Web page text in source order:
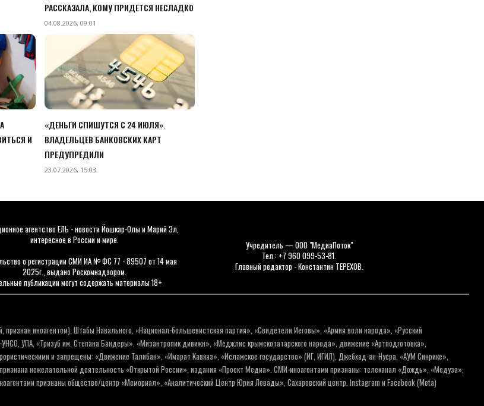
РАССКАЗАЛА, КОМУ ПРИДЕТСЯ НЕСЛАДКО
04.08.2026, 09:01
И
«ДЕНЬГИ СПИШУТСЯ С 24 ИЮЛЯ».
ВЛАДЕЛЬЦЕВ БАНКОВСКИХ КАРТ
ПРЕДУПРЕДИЛИ
23.07.2026, 15:03
агентство ЕЛЬ - новости Йошкар-Олы и Марий Эл,
интересное в России и мире.
о регистрации СМИ ИА № ФС 77 - 89507 от 14 мая
2025г., выдано Роскомнадзором.
публикации могут содержать материалы 18+
Учредитель — ООО "МедиаПоток"
Тел.: +7 960 099-53-81.
Главный редактор - Константин ТЕРЕХОВ.
иноагентом), Штабы Навального, «Национал-большевистская партия», «Свидетели Иеговы», «Армия воли народа», «Русский
УПА, «Тризуб им. Степана Бандеры», «Мизантропик дивижн», «Меджлис крымскотатарского народа», движение «Артподготовка»,
и запрещены: «Движение Талибан», «Имарат Кавказ», «Исламское государство» (ИГ, ИГИЛ), Джебхад-ан-Нусра, «АУМ Синрике»,
нежелательной деятельность «Открытой России», издания «Проект Медиа». СМИ-иноагентами признаны: телеканал «Дождь», «Медуза»,
признаны общество/центр «Мемориал», «Аналитический Центр Юрия Левады», Сахаровский центр. Instagram и Facebook (Metа)